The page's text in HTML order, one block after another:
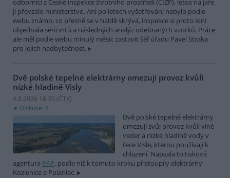
odborníci z České inspekce životního prostředí (ČIŽP), letos na jaře
ji převzalo ministerstvo. Ani po letech vyšetřování nebylo podle
webu známo, co přesně se v haldě skrývá, inspekce si proto loni
objednala sérii vrtů a následných analýz odebraných vzorků. Práce
ale měl podle webu minulý měsíc zastavit šéf úřadu Pavel Straka
pro jejich nadbytečnost.
Dvě polské tepelné elektrárny omezují provoz kvůli
nízké hladině Visly
4.8.2026 18:35 (ČTK)
Diskuse: 6
Dvě polské tepelné elektrárny
omezují svůj provoz kvůli vlně
veder a nízké hladině vody v
řece Visle, kterou používají k
chlazení. Napsala to tisková
agentura PAP, podle níž k tomuto kroku přistoupily elektrárny
Kozienice a Polaniec.